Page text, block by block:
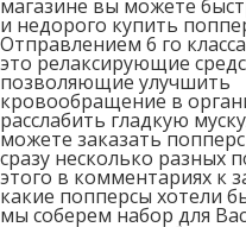
магазине вы можете
и недорого купить
Отправлением 6 го
это релаксирующие
позволяющие улучшить
кровообращение в
расслабить гладкую
можете заказать
сразу несколько разных
этого в комментариях к
какие попперсы хотели
мы соберем набор для